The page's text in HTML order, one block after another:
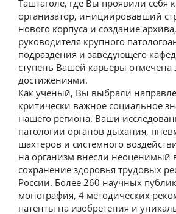
Таштаголе, где Вы проявили себя
организатор, инициировавший
нового корпуса и создание
руководителя крупного
подраздения и заведующего
ступень Вашей карьеры
достижениями.
Как ученый, Вы выбрали
критически важное социальное
нашего региона. Ваши
патологии органов дыхания,
шахтеров и системного
на организм внесли неоценимый
сохранение здоровья трудовых
России. Более 260 научных
монография, 4 методических
патенты на изобретения и